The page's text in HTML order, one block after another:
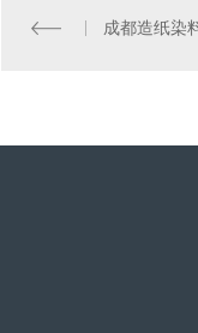
成都皮革染料-酸性黑ATT